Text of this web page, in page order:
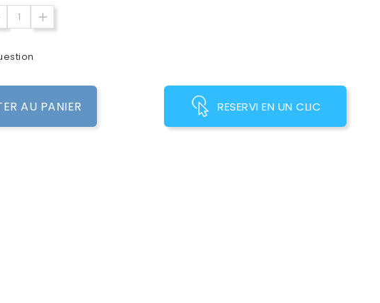
AU PANIER RESERVI EN UN CLIC